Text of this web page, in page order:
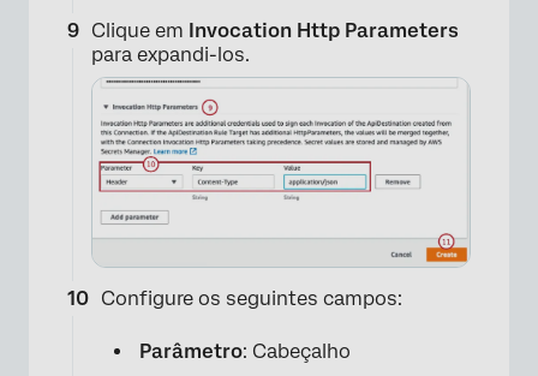
×
Clique em Invocation Http Parameters
para expandi-los.
Configure os seguintes campos:
Parâmetro: Cabeçalho